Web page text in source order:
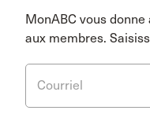
MonABC vous
aux membres.
Courriel